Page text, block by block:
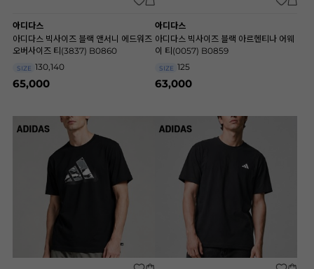
아디다스
아디다스 빅사이즈 블랙 앤서니 에드워즈
오버사이즈 티(3837) B0860
SIZE 130,140
65,000
아디다스
아디다스 빅사이즈 블랙 아르헨티나 어웨
이 티(0057) B0859
SIZE 125
63,000